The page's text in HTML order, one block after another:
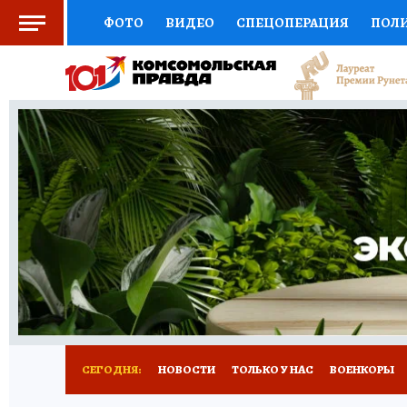
ФОТО ВИДЕО СПЕЦОПЕРАЦИЯ
СОЦПОДДЕРЖКА НАУКА СПОРТ
ВЫБОР ЭКСПЕРТОВ ДОКТОР
КНИЖНАЯ ПОЛКА ПРОГНОЗЫ НА СПОРТ
ПРЕСС-ЦЕНТР НЕДВИЖИМОСТЬ
РАДИО КП РЕКЛАМА ТЕСТЫ НОВОЕ
СЕГОДНЯ: НОВОСТИ ТОЛЬКО У НАС ВОЕНКОРЫ